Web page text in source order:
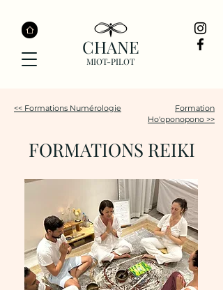
CHANE
MIOT-PILOT
<< Formations Numérologie
FORMATIONS REIKI
Formation
Ho'oponopono >>